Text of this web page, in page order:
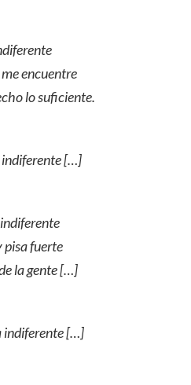
encuentre
lo suficiente.
indiferente […]
pisa fuerte
la gente […]
indiferente […]